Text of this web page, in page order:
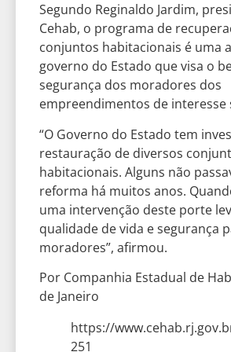
Segundo Reginaldo Jardim,
Cehab, o programa de
conjuntos habitacionais é uma
governo do Estado que visa o
segurança dos moradores dos
empreendimentos de interesse
“O Governo do Estado tem
restauração de diversos
habitacionais. Alguns não
reforma há muitos anos.
uma intervenção deste porte
qualidade de vida e segurança
moradores”, afirmou.
Por Companhia Estadual de
de Janeiro
https://
251